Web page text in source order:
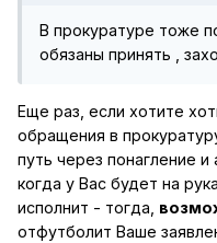
В прокуратуре тоже
обязаны принять ,
Еще раз, если хотите
обращения в
путь через понагление
когда у Вас будет на
исполнит - тогда,
отфутболит Ваше